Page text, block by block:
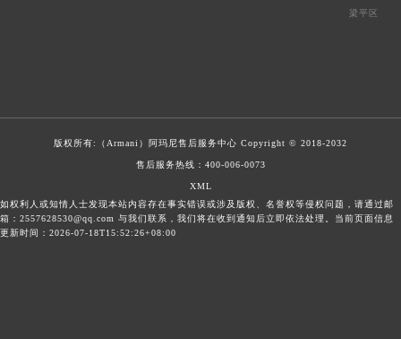
梁平区
版权所有:（Armani） 阿玛尼售后服务中心 Copyright © 2018-2032
售后服务热线： 400-006-0073
XML
如权利人或知情人士发现本站内容存在事实错误或涉及版权、名誉权等侵权问题，请通过邮
箱：2557628530@qq.com 与我们联系，我们将在收到通知后立即依法处理。当前页面信息
更新时间：2026-07-18T15:52:26+08:00